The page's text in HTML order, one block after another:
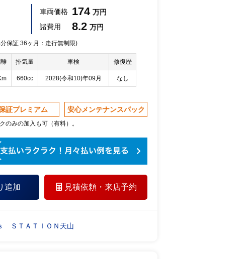
車両価格 174 万円
諸費用
8.2 万円
保証 36ヶ月：走行無制限)
排気量 車検 修復歴
660cc 2028(令和10)年09月 なし
証プレミアム 安心メンテナンスパック
みの加入も可（有料）。
追加 見積依頼・ 来店予約
ＳＴＡＴＩＯＮ天山